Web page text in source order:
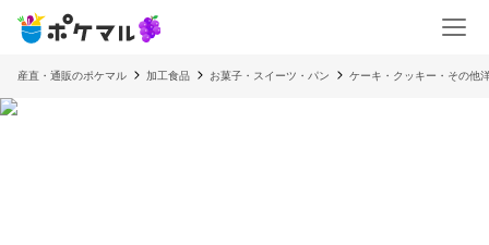
産直・通販のポケマル 加工食品 お菓子・スイーツ・パン ケーキ・クッキー・その他